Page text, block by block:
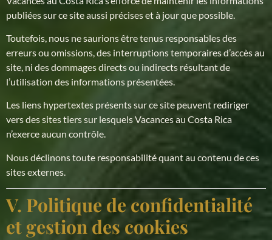
publiées sur ce site aussi précises et à jour que possible.
Toutefois, nous ne saurions être tenus responsables des
erreurs ou omissions, des interruptions temporaires d’accès au
site, ni des dommages directs ou indirects résultant de
l’utilisation des informations présentées.
Les liens hypertextes présents sur ce site peuvent rediriger
vers des sites tiers sur lesquels Vacances au Costa Rica
n’exerce aucun contrôle.
Nous déclinons toute responsabilité quant au contenu de ces
sites externes.
V. Politique de confidentialité
et gestion des cookies